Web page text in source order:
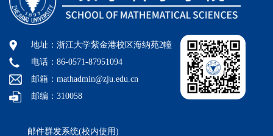
地址：浙江大学紫金港校区海纳苑2幢
电话：86-0571-87951094
邮箱：mathadmin@zju.edu.cn
邮编：310058
邮件群发系统(校内使用)